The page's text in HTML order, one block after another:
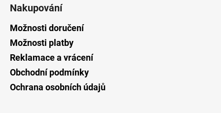
Nakupování
Možnosti doručení
Možnosti platby
Reklamace a vrácení
Obchodní podmínky
Ochrana osobních údajů